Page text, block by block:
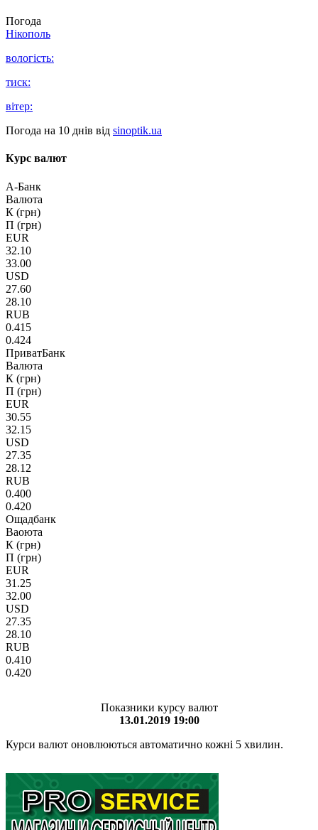
Погода
Нікополь
вологість:
тиск:
вітер:
Погода на 10 днів від sinoptik.ua
Курс валют
А-Банк
Валюта
К (грн)
П (грн)
EUR
32.10
33.00
USD
27.60
28.10
RUB
0.415
0.424
ПриватБанк
Валюта
К (грн)
П (грн)
EUR
30.55
32.15
USD
27.35
28.12
RUB
0.400
0.420
Ощадбанк
Ваоюта
К (грн)
П (грн)
EUR
31.25
32.00
USD
27.35
28.10
RUB
0.410
0.420
Показники курсу валют
13.01.2019 19:00
Курси валют оновлюються автоматично кожні 5 хвилин.